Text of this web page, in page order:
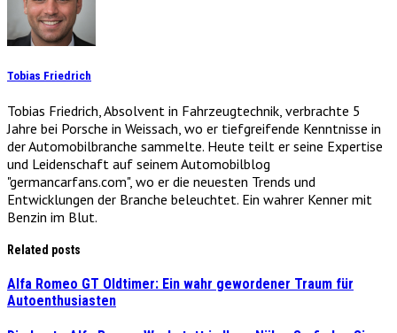
Tobias Friedrich
Tobias Friedrich, Absolvent in Fahrzeugtechnik, verbrachte 5
Jahre bei Porsche in Weissach, wo er tiefgreifende Kenntnisse in
der Automobilbranche sammelte. Heute teilt er seine Expertise
und Leidenschaft auf seinem Automobilblog
"germancarfans.com", wo er die neuesten Trends und
Entwicklungen der Branche beleuchtet. Ein wahrer Kenner mit
Benzin im Blut.
Related posts
Alfa Romeo GT Oldtimer: Ein wahr gewordener Traum für
Autoenthusiasten